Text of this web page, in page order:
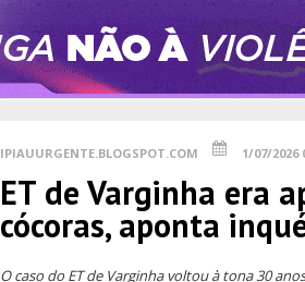
IPIAUURGENTE.BLOGSPOT.COM 1/07/2026
ET de Varginha era
cócoras, aponta
O caso do ET de Varginha voltou à tona 30